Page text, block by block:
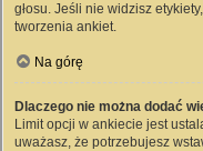
głosu. Jeśli nie widzisz
tworzenia ankiet.
Na górę
Dlaczego nie można dodać
Limit opcji w ankiecie jest
uważasz, że potrzebujesz